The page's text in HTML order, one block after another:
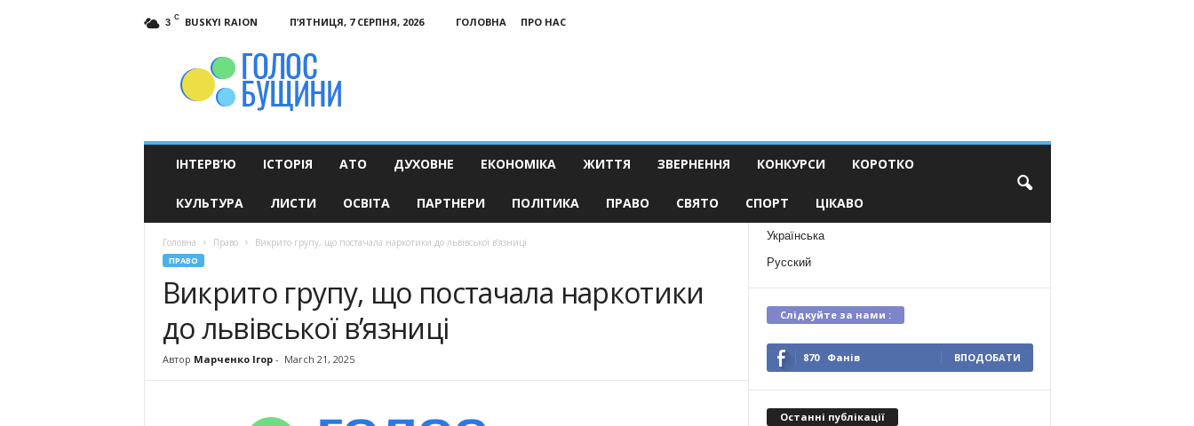
3 C BUSKYI RAION П’ЯТНИЦЯ, 7 СЕРПНЯ, 2026 ГОЛОВНА
ПРО НАС
ІНТЕРВ’Ю ІСТОРІЯ АТО ДУХОВНЕ ЕКОНОМІКА ЖИТТЯ ЗВЕРНЕННЯ КОНКУРСИ КОРОТКО
КУЛЬТУРА ЛИСТИ ОСВІТА ПАРТНЕРИ ПОЛІТИКА ПРАВО СВЯТО СПОРТ ЦІКАВО
Головна Право Викрито групу, що постачала наркотики до львівської в’язниці
ПРАВО
Викрито групу, що постачала наркотики
до львівської в’язниці
Автор Марченко Ігор- March 21, 2025
Українська
Русский
Слідкуйте за нами :
870 Фанів ВПОДОБАТИ
Останні публікації